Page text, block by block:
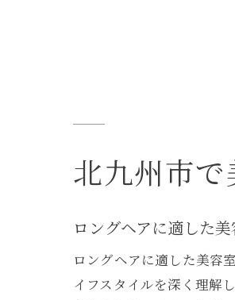
北九州市
ロングヘアに適した
ロングヘアに適した美容
イフスタイルを深く理解